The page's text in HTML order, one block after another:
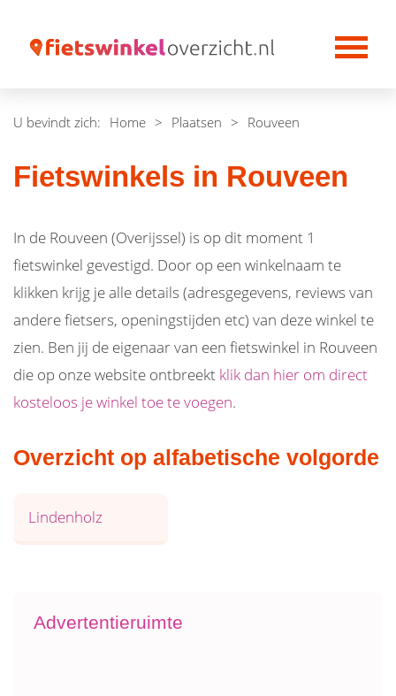
U bevindt zich: Home > Plaatsen > Rouveen
Fietswinkels in Rouveen
In de Rouveen (Overijssel) is op dit moment 1
fietswinkel gevestigd. Door op een winkelnaam te
klikken krijg je alle details (adresgegevens, reviews van
andere fietsers, openingstijden etc) van deze winkel te
zien. Ben jij de eigenaar van een fietswinkel in Rouveen
die op onze website ontbreekt klik dan hier om direct
kosteloos je winkel toe te voegen.
Overzicht op alfabetische volgorde
Lindenholz
Advertentieruimte